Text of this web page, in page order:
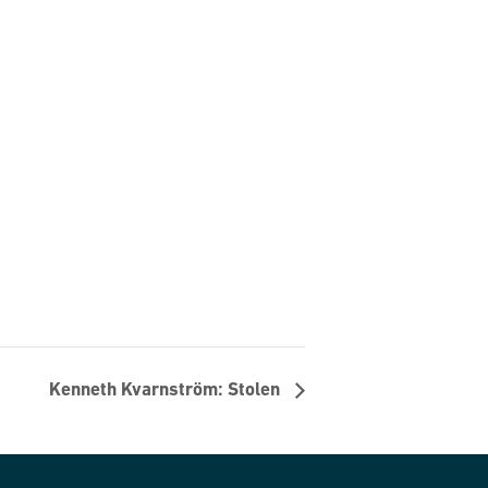
Kenneth Kvarnström: Stolen